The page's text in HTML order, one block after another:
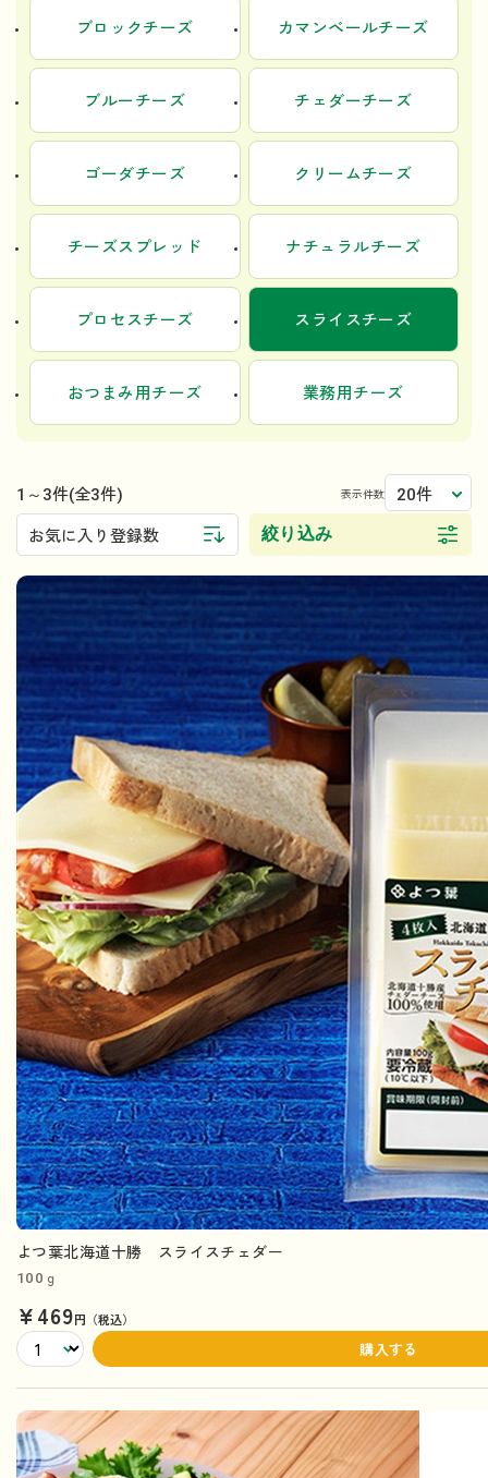
ブロックチーズ カマンベールチーズ
ブルーチーズ チェダーチーズ
ゴーダチーズ クリームチーズ
チーズスプレッド ナチュラルチーズ
プロセスチーズ スライスチーズ
おつまみ用チーズ 業務用チーズ
1～3件(全3件) 表示件数 20件
お気に入り登録数 絞り込み
よつ葉北海道十勝 スライスチェダー
100ｇ
¥469円（税込）
購入する